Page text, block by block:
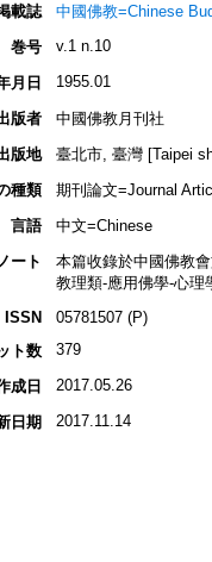
載誌
中國佛教=Chinese
巻号
v.1 n.10
月日 1955.01
版者
中國佛教月刊社
版地
臺北市, 臺灣 [Taipei
種類
期刊論文=Journal
言語
中文=Chinese
ート
本篇收錄於中國佛教
教理類-應用佛學-心理
ISSN
05781507 (P)
ト数
379
成日 2017.05.26
日期 2017.11.14